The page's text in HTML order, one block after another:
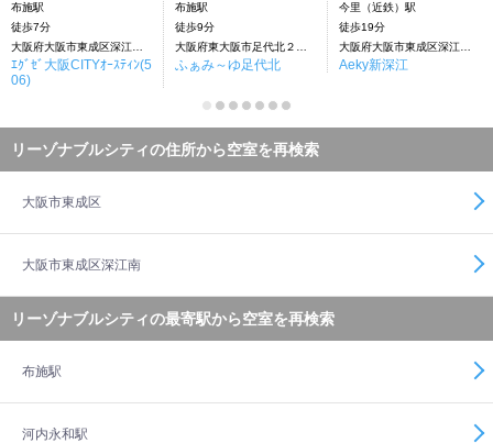
布施駅
徒歩7分
ｴｸﾞｾﾞ大阪CITYｵｰｽﾃｨﾝ(5
06)
布施駅
徒歩9分
ふぁみ～ゆ足代北
今里（近鉄）駅
徒歩19分
Aeky新深江
リーゾナブルシティの住所から空室を再検索
大阪市東成区
大阪市東成区深江南
リーゾナブルシティの最寄駅から空室を再検索
布施駅
河内永和駅